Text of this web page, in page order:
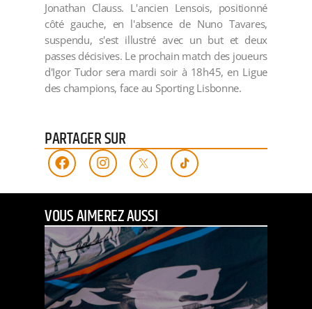
Jonathan Clauss. L'ancien Lensois, positionné
côté gauche, en l'absence de Nuno Tavares,
suspendu, s'est illustré avec un but et deux
passes décisives. Le prochain match des joueurs
d'Igor Tudor sera mardi soir à 18h45, en Ligue
des champions, face au Sporting Lisbonne.
PARTAGER SUR
VOUS AIMEREZ AUSSI